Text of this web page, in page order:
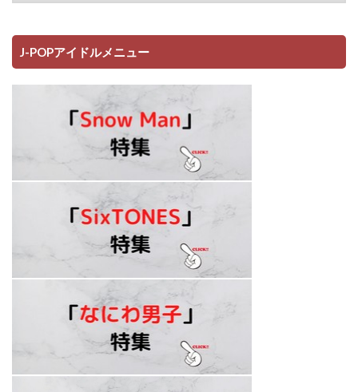
J-POPアイドルメニュー